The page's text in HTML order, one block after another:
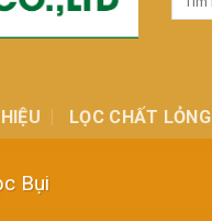
LỌC CHẤT LỎNG
Bụi